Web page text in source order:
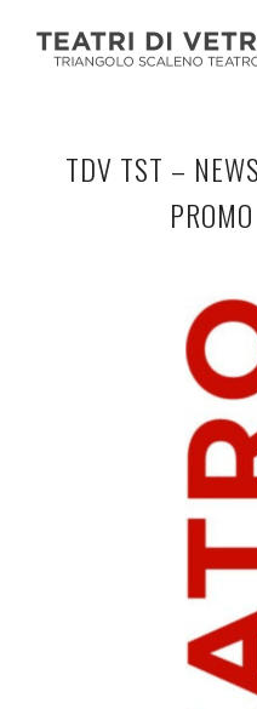
TDV TST –